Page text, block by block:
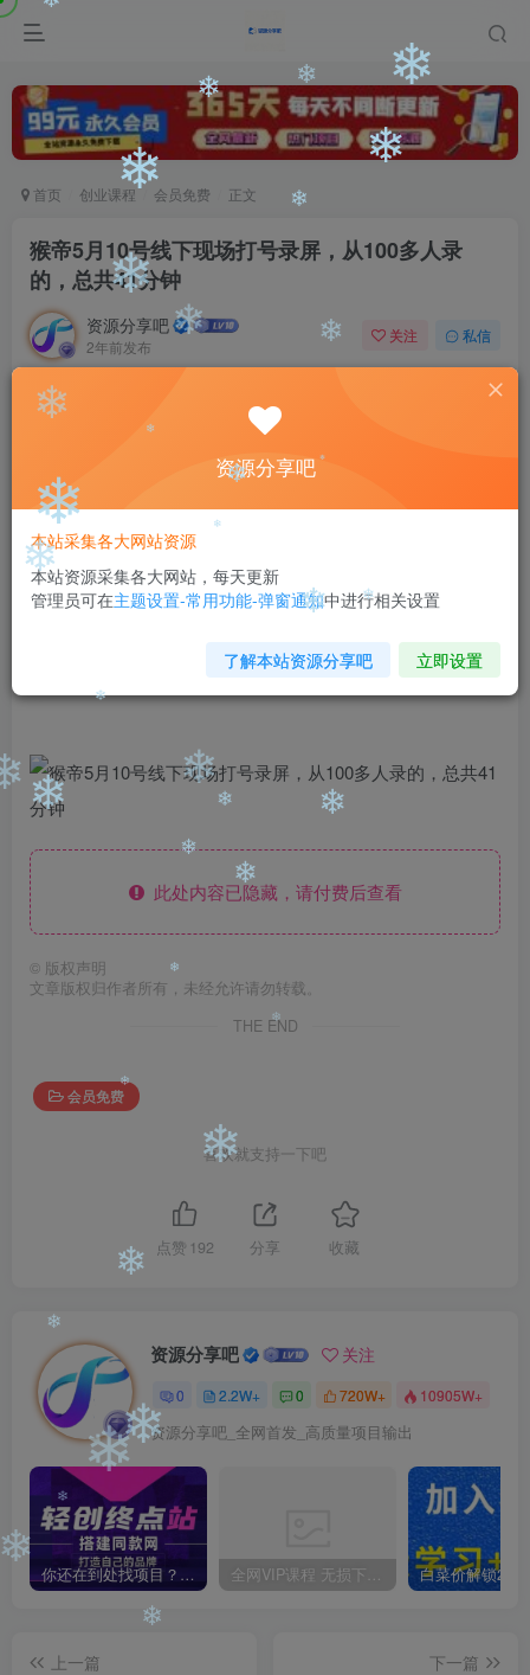
首页 创业课程 会员免费 正文
猴帝5月10号线下现场打号录屏，从100多人录
的，总共41分钟
资源分享吧
2年前发布
关注 私信
此内容为付费阅读，请付费后查看
9.9
黄金会员免费
您当前未登录！建议登陆后购买，可保存购买订单
付费阅读
此处内容已隐藏，请付费后查看
© 版权声明
文章版权归作者所有，未经允许请勿转载。
THE END
会员免费
喜欢就支持一下吧
点赞 192 分享 收藏
资源分享吧 关注
0 2.2W+ 0 720W+ 10905W+
资源分享吧_全网首发_高质量项目输出
你还在到处找项目？还在当韭菜？我靠卖项目一个月收入5万+，曾经我也是个失败者。 全网VIP课程 无损下载~
上一篇
下一篇
资源分享吧
本站采集各大网站资源
本站资源采集各大网站，每天更新
管理员可在主题设置-常用功能-弹窗通知中进行相关设置
了解本站资源分享吧 立即设置
❄
❄
❄
❄
❄
❄
❄
❄
❄
❄ ❄
❄
❄
❄ ❄
❄
❄
❄
❄
❄
❄ ❄
❄ ❄ ❄
❄